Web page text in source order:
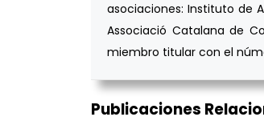
asociaciones: Instituto de
Associació Catalana de
miembro titular con el
Publicaciones